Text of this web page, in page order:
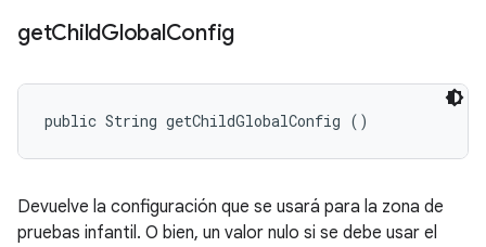
getChildGlobalConfig
public String getChildGlobalConfig ()
Devuelve la configuración que se usará para la zona de
pruebas infantil. O bien, un valor nulo si se debe usar el